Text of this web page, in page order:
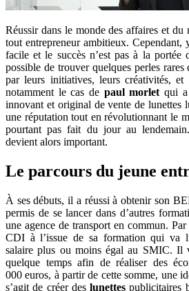
Réussir dans le monde des affaires et du
tout entrepreneur ambitieux. Cependant,
facile et le succès n’est pas à la portée
possible de trouver quelques perles
par leurs initiatives, leurs créativités, et
notamment le cas de paul morlet qui
innovant et original de vente de lunettes
une réputation tout en révolutionnant le
pourtant pas fait du jour au
devient alors important.
Le parcours du jeune
À ses débuts, il a réussi à obtenir son
permis de se lancer dans d’autres
une agence de transport en commun.
CDI à l’issue de sa formation qui va
salaire plus ou moins égal au SMIC. Il
quelque temps afin de réaliser des
000 euros, à partir de cette somme, une
s’agit de créer deslunettes publicitaires